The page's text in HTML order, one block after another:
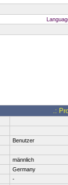
.:
Benutzer
männlich
Germany
-